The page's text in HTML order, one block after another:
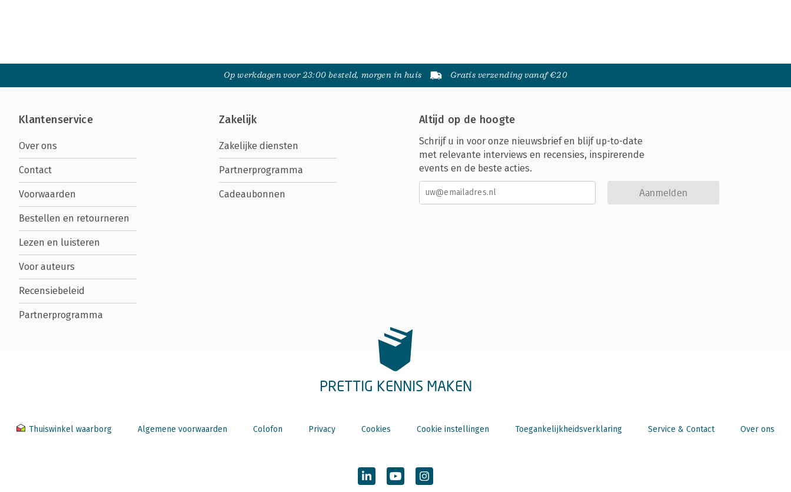
Op werkdagen voor 23:00 besteld, morgen in huis Gratis verzending vanaf €20
Klantenservice
Over ons
Contact
Voorwaarden
Bestellen en retourneren
Lezen en luisteren
Voor auteurs
Recensiebeleid
Partnerprogramma
Zakelijk
Zakelijke diensten
Partnerprogramma
Cadeaubonnen
Altijd op de hoogte
Schrijf u in voor onze nieuwsbrief en blijf up-to-date
met relevante interviews en recensies, inspirerende
events en de beste acties.
Aanmelden
PRETTIG KENNIS MAKEN
Thuiswinkel waarborg Algemene voorwaarden Colofon Privacy Cookies Cookie instellingen Toegankelijkheidsverklaring Service & Contact Over ons